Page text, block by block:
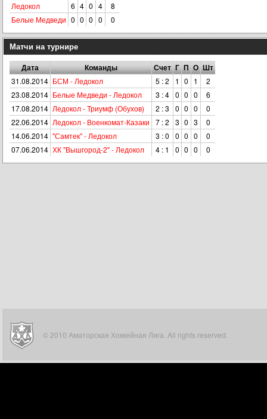
Ледокол 6 4 0 4
8
Белые Медведи 0 0 0 0 0
Матчи на турнире
Дата Команды Счет Г П О Шт
31.08.2014 БСМ - Ледокол 5 : 2 1 0 1
2
23.08.2014 Белые Медведи - Ледокол 3 : 4 0 0 0
6
17.08.2014 Ледокол - Триумф (Обухов) 2 : 3 0 0 0
0
22.06.2014 Ледокол - Военкомат-Казаки 7 : 2 3 0 3
0
14.06.2014 "Самтек" - Ледокол 3 : 0 0 0 0
0
07.06.2014 ХК "Вышгород-2" - Ледокол 4 : 1 0 0 0 0
© 2010 Аматорская Хоккейная Лига. All rights reserved.